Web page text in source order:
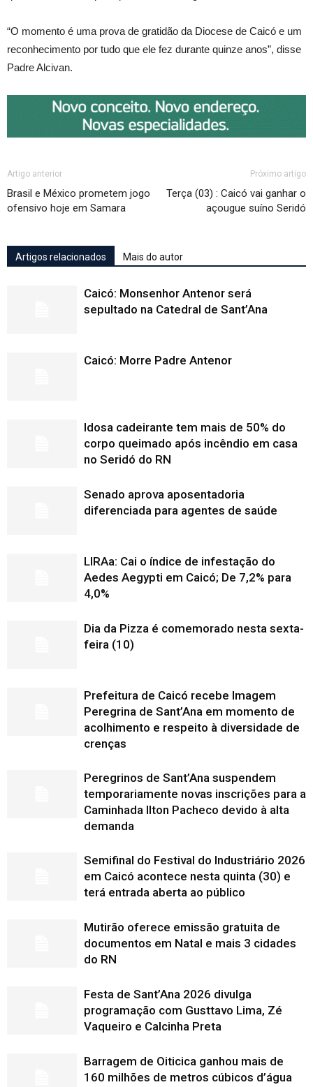
“O momento é uma prova de gratidão da Diocese de Caicó e um
reconhecimento por tudo que ele fez durante quinze anos”, disse
Padre Alcivan.
Artigo anterior
Brasil e México prometem jogo
ofensivo hoje em Samara
Próximo artigo
Terça (03) : Caicó vai ganhar o
açougue suíno Seridó
Artigos relacionados Mais do autor
Caicó: Monsenhor Antenor será
sepultado na Catedral de Sant’Ana
Caicó: Morre Padre Antenor
Idosa cadeirante tem mais de 50% do
corpo queimado após incêndio em casa
no Seridó do RN
Senado aprova aposentadoria
diferenciada para agentes de saúde
LIRAa: Cai o índice de infestação do
Aedes Aegypti em Caicó; De 7,2% para
4,0%
Dia da Pizza é comemorado nesta sexta-
feira (10)
Prefeitura de Caicó recebe Imagem
Peregrina de Sant’Ana em momento de
acolhimento e respeito à diversidade de
crenças
Peregrinos de Sant’Ana suspendem
temporariamente novas inscrições para a
Caminhada Ilton Pacheco devido à alta
demanda
Semifinal do Festival do Industriário 2026
em Caicó acontece nesta quinta (30) e
terá entrada aberta ao público
Mutirão oferece emissão gratuita de
documentos em Natal e mais 3 cidades
do RN
Festa de Sant’Ana 2026 divulga
programação com Gusttavo Lima, Zé
Vaqueiro e Calcinha Preta
Barragem de Oiticica ganhou mais de
160 milhões de metros cúbicos d’água